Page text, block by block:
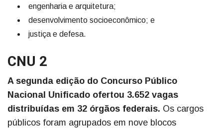
engenharia e arquitetura;
desenvolvimento socioeconômico; e
justiça e defesa.
CNU 2
A segunda edição do Concurso Público
Nacional Unificado ofertou 3.652 vagas
distribuídas em 32 órgãos federais. Os cargos
públicos foram agrupados em nove blocos